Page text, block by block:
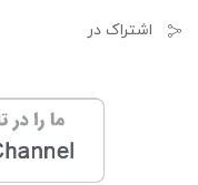
اشتراک در